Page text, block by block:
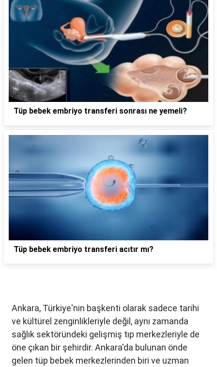
Tüp bebek embriyo transferi sonrası ne yemeli?
Tüp bebek embriyo transferi acıtır mı?
Ankara, Türkiye'nin başkenti olarak sadece tarihi
ve kültürel zenginlikleriyle değil, aynı zamanda
sağlık sektöründeki gelişmiş tıp merkezleriyle de
öne çıkan bir şehirdir. Ankara'da bulunan önde
gelen tüp bebek merkezlerinden biri ve uzman